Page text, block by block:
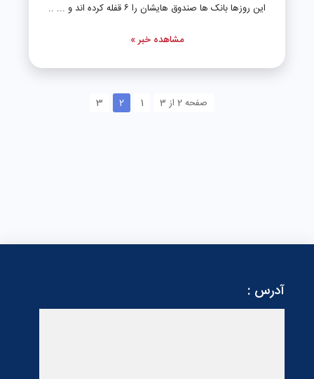
این روزها بانک ها صندوق هایشان را ۶ قفله کرده اند و ... ..
مشاهده خبر »
صفحه 2 از 3 1
2
3
آدرس :